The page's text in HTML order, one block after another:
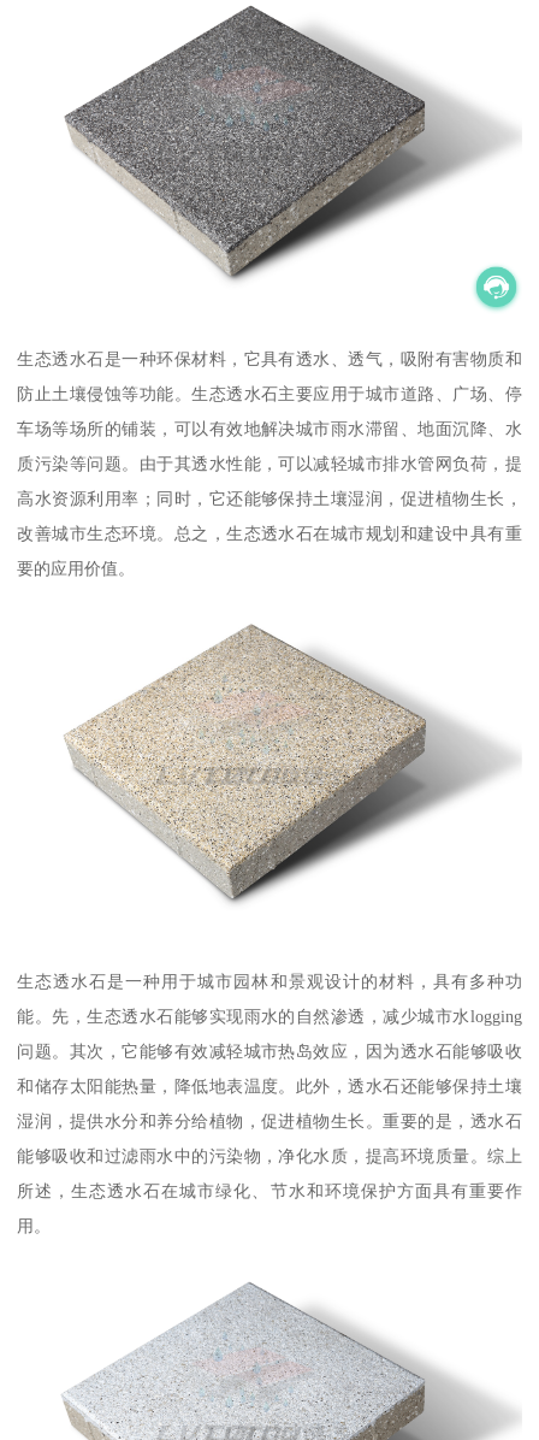
生态透水石是一种环保材料，它具有透水、透气，吸附有害物质和
防止土壤侵蚀等功能。生态透水石主要应用于城市道路、广场、停
车场等场所的铺装，可以有效地解决城市雨水滞留、地面沉降、水
质污染等问题。由于其透水性能，可以减轻城市排水管网负荷，提
高水资源利用率；同时，它还能够保持土壤湿润，促进植物生长，
改善城市生态环境。总之，生态透水石在城市规划和建设中具有重
要的应用价值。
生态透水石是一种用于城市园林和景观设计的材料，具有多种功
能。先，生态透水石能够实现雨水的自然渗透，减少城市水logging
问题。其次，它能够有效减轻城市热岛效应，因为透水石能够吸收
和储存太阳能热量，降低地表温度。此外，透水石还能够保持土壤
湿润，提供水分和养分给植物，促进植物生长。重要的是，透水石
能够吸收和过滤雨水中的污染物，净化水质，提高环境质量。综上
所述，生态透水石在城市绿化、节水和环境保护方面具有重要作
用。